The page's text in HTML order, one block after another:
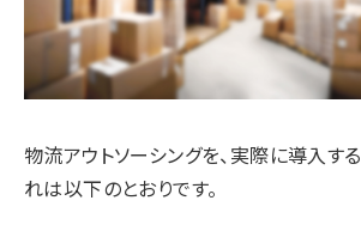
物流アウトソーシングを、実際に導入す
れは以下のとおりです。